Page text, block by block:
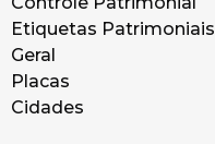
Etiquetas Patrimoniais
Geral
Placas
Cidades